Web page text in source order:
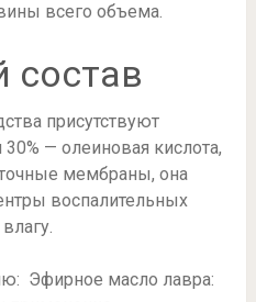
всего объема.
состав
присутствуют
— олеиновая кислота,
мембраны, она
воспалительных
Эфирное масло лавра: